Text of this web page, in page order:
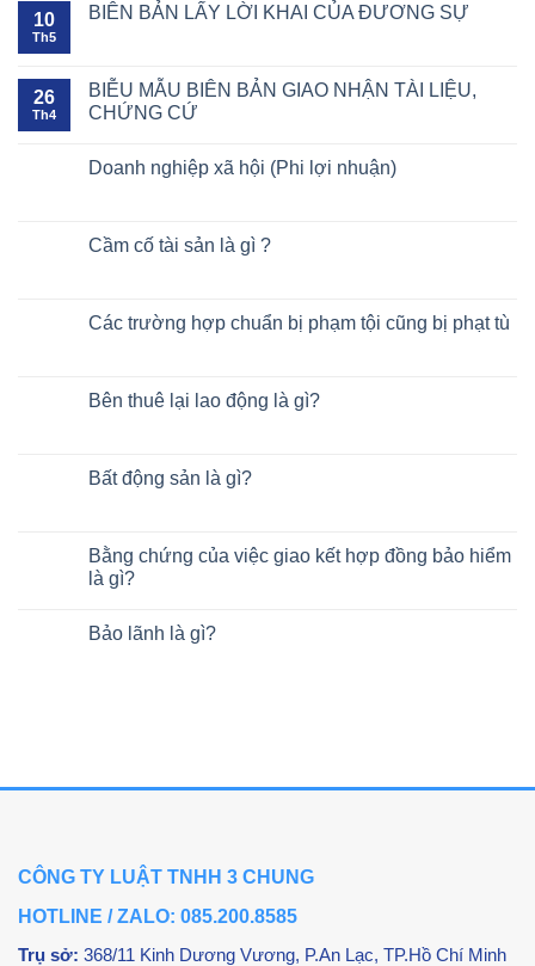
10
Th5
BIÊN BẢN LẤY LỜI KHAI CỦA ĐƯƠNG SỰ
26
Th4
BIỄU MẪU BIÊN BẢN GIAO NHẬN TÀI LIỆU,
CHỨNG CỨ
Doanh nghiệp xã hội (Phi lợi nhuận)
Cầm cố tài sản là gì ?
Các trường hợp chuẩn bị phạm tội cũng bị phạt tù
Bên thuê lại lao động là gì?
Bất động sản là gì?
Bằng chứng của việc giao kết hợp đồng bảo hiểm
là gì?
Bảo lãnh là gì?
CÔNG TY LUẬT TNHH 3 CHUNG
HOTLINE / ZALO: 085.200.8585
Trụ sở: 368/11 Kinh Dương Vương, P.An Lạc, TP.Hồ Chí Minh